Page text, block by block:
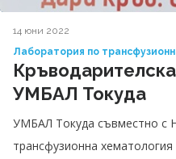
14 юни 2022
Лаборатория по
УМБАЛ Токуда
УМБАЛ Токуда съвместно с
трансфузионна